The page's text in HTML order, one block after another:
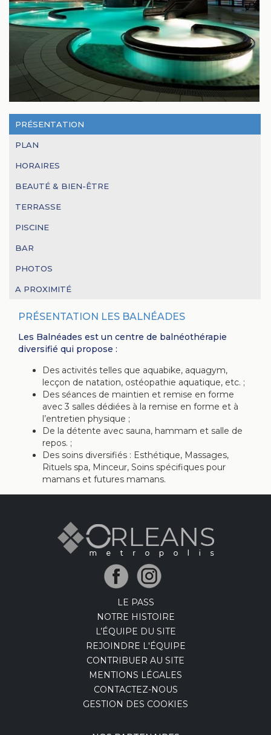
PRÉSENTATION
PLAN
HORAIRES
BEAUTÉ & BIEN-ÊTRE
TERRASSE
PISCINE
BAR
PHOTOS
A PROXIMITÉ
PRÉSENTATION LES BALNÉADES
Les Balnéades est un centre de balnéothérapie
diversifié qui propose :
Des activités telles que aquabike, aquagym,
lecçon de natation, ostéopathie aquatique, etc. ;
Des séances de maintien et remise en forme
avec 3 salles dédiées à la remise en forme et à
l’entretien physique ;
De la détente avec sauna, hammam et salle de
repos. ;
Des soins diversifiés : Esthétique, Massages,
Rituels spa, Minceur, Soins spécifiques pour
mamans et futures mamans.
LE PASS
NOTRE HISTOIRE
L’ÉQUIPE DU SITE
REJOINDRE L'ÉQUIPE
CONTRIBUER AU SITE
MENTIONS LÉGALES
CONTACTEZ-NOUS
GESTION DES COOKIES